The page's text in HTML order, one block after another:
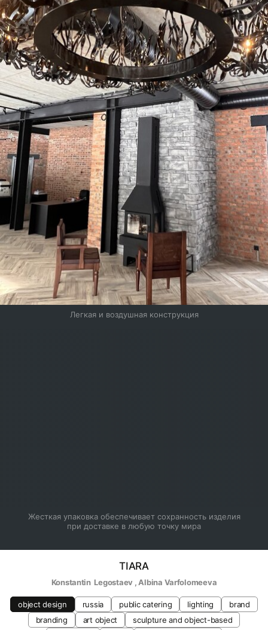
Легкая и воздушная конструкция
Жесткая упаковка обеспечивает сохранность изделия
при доставке в любую точку мира
TIARA
Konstantin  Legostaev , Albina Varfolomeeva
object design russia public catering lighting
brand
branding
art object
sculpture and object-based